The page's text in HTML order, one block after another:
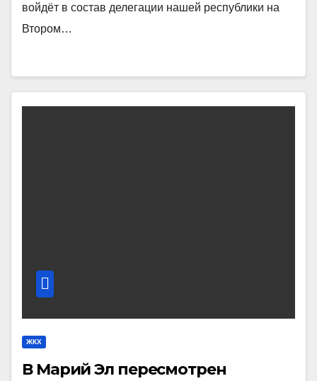
войдёт в состав делегации нашей республики на
Втором…
ЖКХ
В Марий Эл пересмотрен